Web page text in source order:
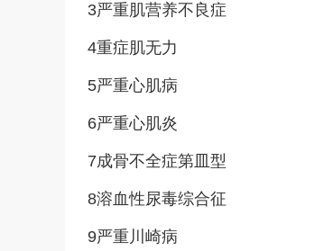
3严重肌营养不良症
4重症肌无力
5严重心肌病
6严重心肌炎
7成骨不全症第皿型
8溶血性尿毒综合征
9严重川崎病